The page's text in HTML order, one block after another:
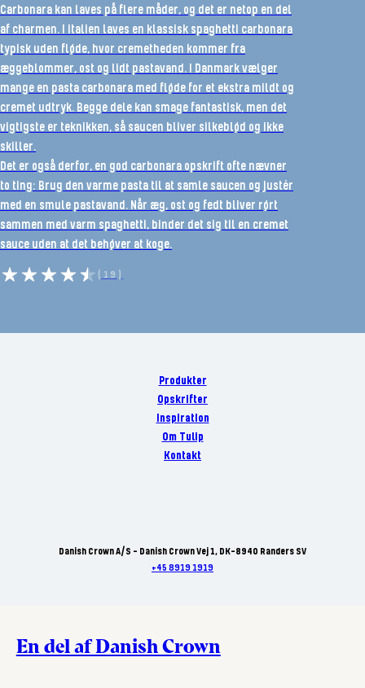
Carbonara kan laves på flere måder, og det er netop en del
af charmen. I Italien laves en klassisk spaghetti carbonara
typisk uden fløde, hvor cremetheden kommer fra
æggeblommer, ost og lidt pastavand. I Danmark vælger
mange en pasta carbonara med fløde for et ekstra mildt og
cremet udtryk. Begge dele kan smage fantastisk, men det
vigtigste er teknikken, så saucen bliver silkeblød og ikke
skiller.
Det er også derfor, en god carbonara opskrift ofte nævner
to ting: Brug den varme pasta til at samle saucen og justér
med en smule pastavand. Når æg, ost og fedt bliver rørt
sammen med varm spaghetti, binder det sig til en cremet
sauce uden at det behøver at koge.
(19)
Produkter
Opskrifter
Inspiration
Om Tulip
Kontakt
Danish Crown A/S - Danish Crown Vej 1, DK-8940 Randers SV
+45 8919 1919
En del af Danish Crown